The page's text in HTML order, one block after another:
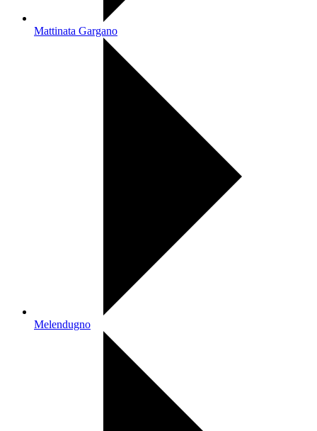
Mattinata Gargano
Melendugno